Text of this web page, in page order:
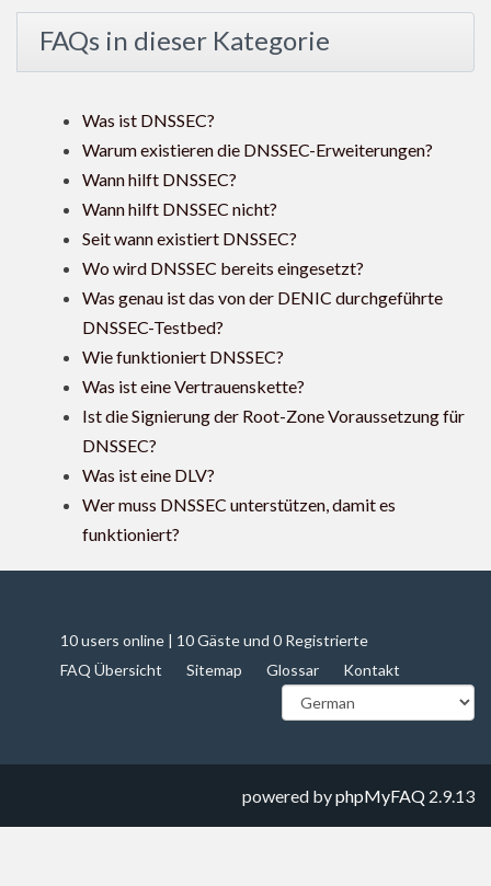
FAQs in dieser Kategorie
Was ist DNSSEC?
Warum existieren die DNSSEC-Erweiterungen?
Wann hilft DNSSEC?
Wann hilft DNSSEC nicht?
Seit wann existiert DNSSEC?
Wo wird DNSSEC bereits eingesetzt?
Was genau ist das von der DENIC durchgeführte
DNSSEC-Testbed?
Wie funktioniert DNSSEC?
Was ist eine Vertrauenskette?
Ist die Signierung der Root-Zone Voraussetzung für
DNSSEC?
Was ist eine DLV?
Wer muss DNSSEC unterstützen, damit es
funktioniert?
10 users online | 10 Gäste und 0 Registrierte
FAQ Übersicht
Sitemap Glossar Kontakt
powered byphpMyFAQ 2.9.13